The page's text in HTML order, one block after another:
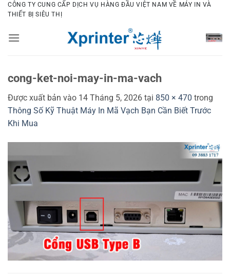
Bỏ
qua
dung
CÔNG TY CUNG CẤP DỊCH VỤ HÀNG ĐẦU VIỆT NAM VỀ MÁY IN VÀ
THIẾT BỊ SIÊU THỊ
cong-ket-noi-may-in-ma-vach
Được xuất bản vào 14 Tháng 5, 2026 tại 850 × 470 trong
Thông Số Kỹ Thuật Máy In Mã Vạch Bạn Cần Biết Trước
Khi Mua